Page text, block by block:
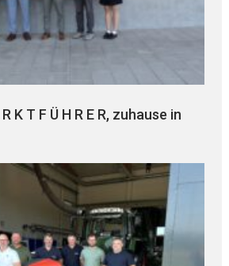
K T F Ü H R E R, zuhause in